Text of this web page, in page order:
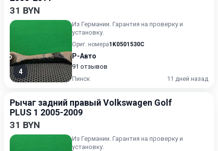
31 BYN
4
Из Германии. Гарантия на проверку и
установку.
Ориг. номера1K0501530C
Р-Авто
91 отзывов
Пинск
11 дней назад
Рычаг задний правый Volkswagen Golf
PLUS 1 2005-2009
31 BYN
Из Германии. Гарантия на проверку и
установку.